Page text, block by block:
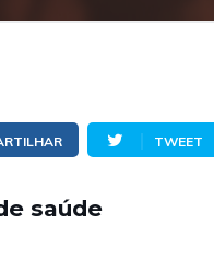
TWEET
saúde